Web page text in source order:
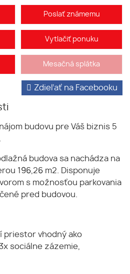
Poslať známemu
Vytlačiť ponuku
Mesačná splátka
Zdieľať na Facebooku
budovu pre Váš biznis 5
budova sa nachádza na
196,26 m2. Disponuje
s možnosťou parkovania
pred budovou.
priestor vhodný ako
sociálne zázemie,